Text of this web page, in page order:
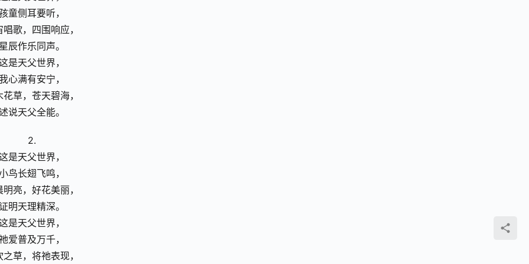
童侧耳要听，
唱歌，四围响应，
星辰作乐同声。
是天父世界，
心满有安宁，
花草，苍天碧海，
说天父全能。
2.
是天父世界，
鸟长翅飞鸣，
明亮，好花美丽，
明天理精深。
是天父世界，
爱普及万千，
之草，将祂表现，